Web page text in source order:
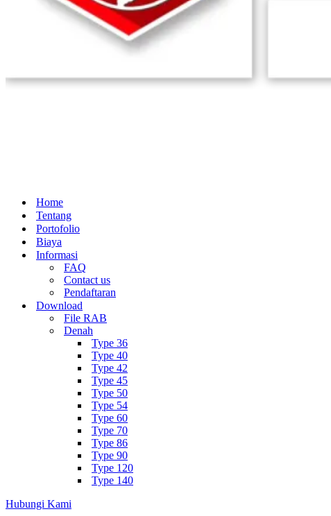
Home
Tentang
Portofolio
Biaya
Informasi
FAQ
Contact us
Pendaftaran
Download
File RAB
Denah
Type 36
Type 40
Type 42
Type 45
Type 50
Type 54
Type 60
Type 70
Type 86
Type 90
Type 120
Type 140
Hubungi Kami